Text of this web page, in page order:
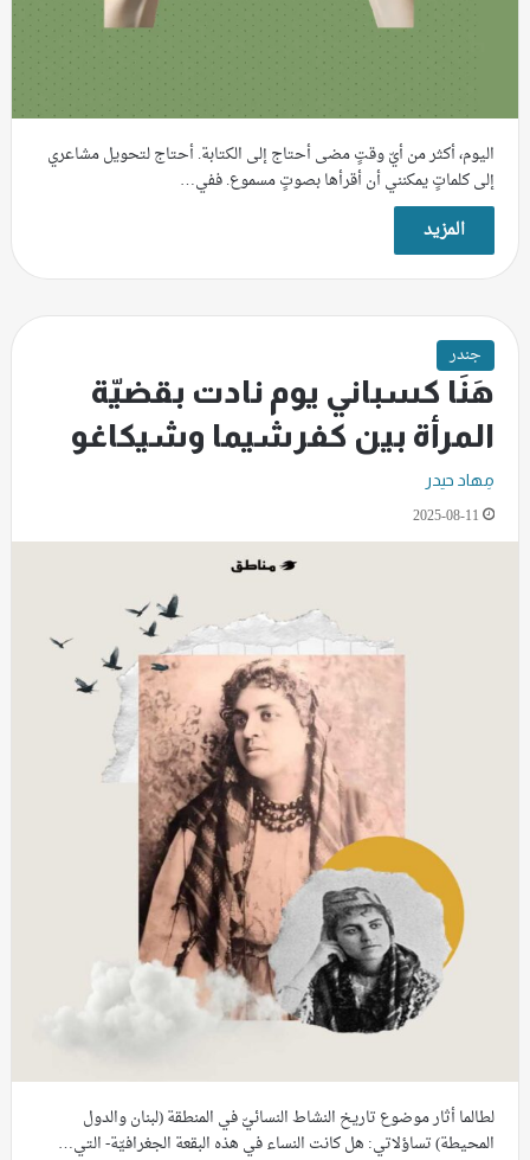
اليوم، أكثر من أيّ وقتٍ مضى أحتاج إلى الكتابة. أحتاج لتحويل مشاعري
إلى كلماتٍ يمكنني أن أقرأها بصوتٍ مسموع. ففي…
المزيد
جندر
هَنَا كسباني يوم نادت بقضيّة
المرأة بين كفرشيما وشيكاغو
مِهاد حيدر
2025-08-11
لطالما أثار موضوع تاريخ النشاط النسائيّ في المنطقة (لبنان والدول
المحيطة) تساؤلاتي: هل كانت النساء في هذه البقعة الجغرافيّة- التي…